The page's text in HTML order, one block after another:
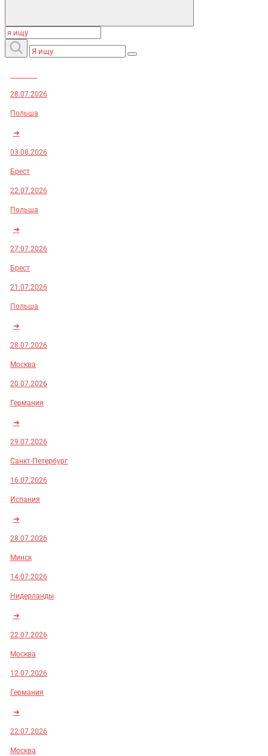
28.07.2026
Польша
➜
03.08.2026
Брест
22.07.2026
Польша
➜
27.07.2026
Брест
21.07.2026
Польша
➜
28.07.2026
Москва
20.07.2026
Германия
➜
29.07.2026
Санкт-Петербург
16.07.2026
Испания
➜
28.07.2026
Минск
14.07.2026
Нидерланды
➜
22.07.2026
Москва
12.07.2026
Германия
➜
22.07.2026
Москва